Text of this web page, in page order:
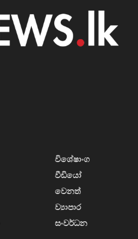
විශේෂාංග
වීඩියෝ
වෙනත්
ව්‍යාපාර
සංවර්ධන